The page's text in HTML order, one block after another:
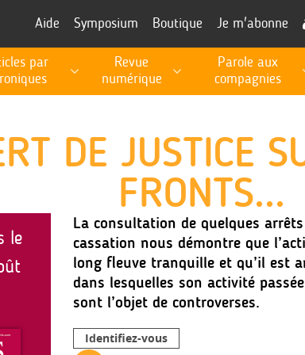
Aide Symposium Boutique Je m'abonne
par
Revue
numérique
Parole aux
compagnies
DE JUSTICE
FRONTS...
le
La consultation de quelques
cassation nous démontre que
long fleuve tranquille et qu’il est
dans lesquelles son activité
sont l’objet de controverses.
Identifiez-vous